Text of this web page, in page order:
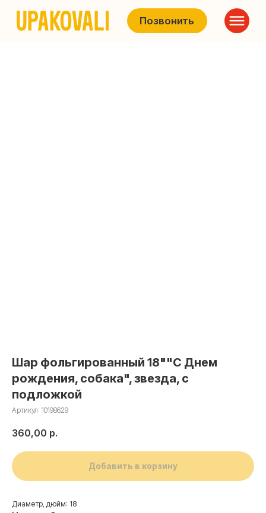
Позвонить
Шар фольгированный 18""С Днем
рождения, собака", звезда, с
подложкой
Артикул: 10198629
360,00 р.
Добавить в корзину
Диаметр, дюйм: 18